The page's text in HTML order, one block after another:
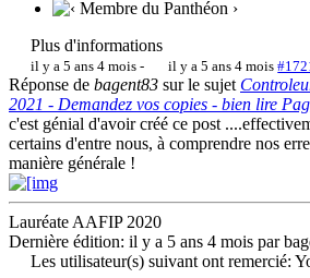
Plus d'informations
il y a 5 ans 4 mois- il y a 5 ans 4 mois
Réponse de bagent83 sur le sujet
2021 - Demandez vos copies - bien lire
c'est génial d'avoir créé ce post
certains d'entre nous, à comprendre nos
manière générale !
Lauréate AAFIP 2020
Dernière édition: il y a 5 ans 4 mois par
Les utilisateur(s) suivant ont remercié: